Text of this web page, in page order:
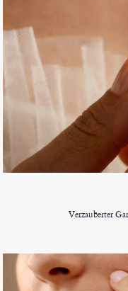
Verzauberter